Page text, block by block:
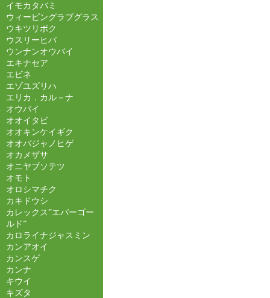
イモカタバミ
ウィーピングラブグラス
ウキツリボク
ウスリーヒバ
ウンナンオウバイ
エキナセア
エビネ
エゾユズリハ
エリカ．カル－ナ
オウバイ
オオイタビ
オオキンケイギク
オオバジャノヒゲ
オカメザサ
オニヤブソテツ
オモト
オロシマチク
カキドウシ
カレックス”エバーゴー
ルド”
カロライナジャスミン
カンアオイ
カンスゲ
カンナ
キウイ
キズタ